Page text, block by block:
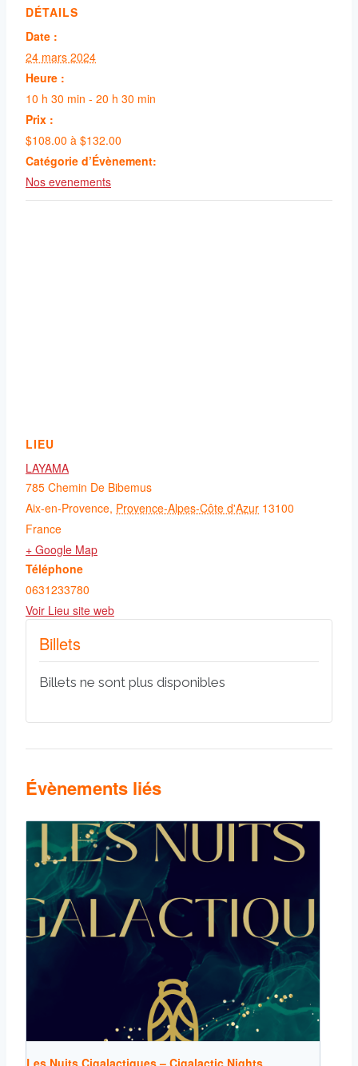
DÉTAILS
Date :
24 mars 2024
Heure :
10 h 30 min - 20 h 30 min
Prix :
$108.00 à $132.00
Catégorie d’Évènement:
Nos evenements
LIEU
LAYAMA
785 Chemin De Bibemus
Aix-en-Provence, Provence-Alpes-Côte d'Azur 13100
France
+ Google Map
Téléphone
0631233780
Voir Lieu site web
Billets
Billets ne sont plus disponibles
Évènements liés
Les Nuits Cigalactiques – Cigalactic Nights